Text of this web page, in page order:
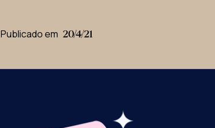
Publicado em 20/4/21